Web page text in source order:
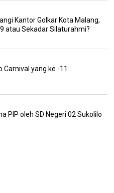
Kantor Golkar Kota Malang,
atau Sekadar Silaturahmi?
Carnival yang ke -11
PIP oleh SD Negeri 02 Sukolilo